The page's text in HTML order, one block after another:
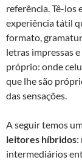
referência. Tê-los
experiência tátil
formato,
letras impressas
próprio: onde
que lhe são
das sensações.
A seguir temos
leitores híbridos:
intermediários